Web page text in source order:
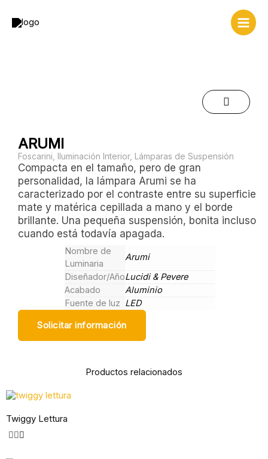
ARUMI
Foscarini Iluminación Interior, Lámparas de Suspensión
Compacta en el tamaño, pero de gran
personalidad, la lámpara Arumi se ha
caracterizado por el contraste entre su superficie
mate y matérica cepillada a mano y el borde
brillante. Una pequeña suspensión, bonita incluso
cuando está todavía apagada.
Nombre de
Luminaria
Arumi
Diseñador/AñoLucidi & Pevere
Acabado
Aluminio
Fuente de luz LED
Solicitar información
Productos relacionados
Twiggy Lettura